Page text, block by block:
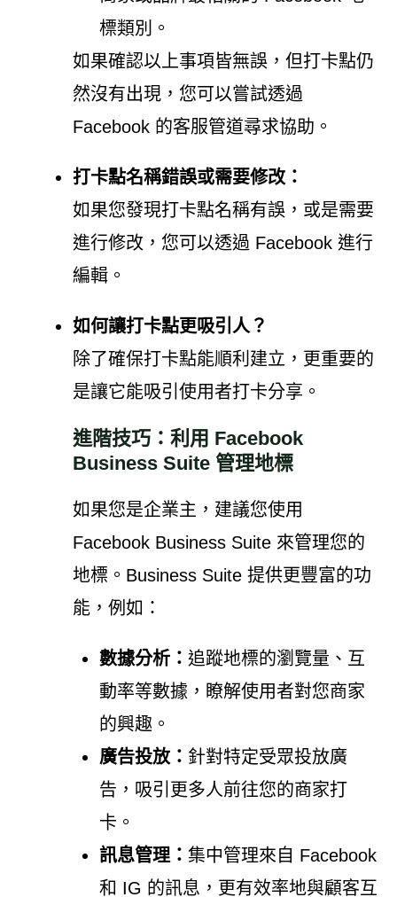
標類別。
如果確認以上事項皆無誤，但打卡點仍
然沒有出現，您可以嘗試透過
Facebook 的客服管道尋求協助。
打卡點名稱錯誤或需要修改：
如果您發現打卡點名稱有誤，或是需要
進行修改，您可以透過 Facebook 進行
編輯。
如何讓打卡點更吸引人？
除了確保打卡點能順利建立，更重要的
是讓它能吸引使用者打卡分享。
進階技巧：利用 Facebook
Business Suite 管理地標
如果您是企業主，建議您使用
Facebook Business Suite 來管理您的
地標。Business Suite 提供更豐富的功
能，例如：
數據分析： 追蹤地標的瀏覽量、互
動率等數據，瞭解使用者對您商家
的興趣。
廣告投放： 針對特定受眾投放廣
告，吸引更多人前往您的商家打
卡。
訊息管理： 集中管理來自 Facebook
和 IG 的訊息，更有效率地與顧客互